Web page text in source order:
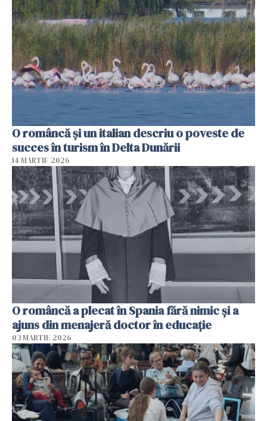
O româncă și un italian descriu o poveste de
succes în turism în Delta Dunării
14 MARTIE 2026
O româncă a plecat în Spania fără nimic și a
ajuns din menajeră doctor în educație
03 MARTIE 2026